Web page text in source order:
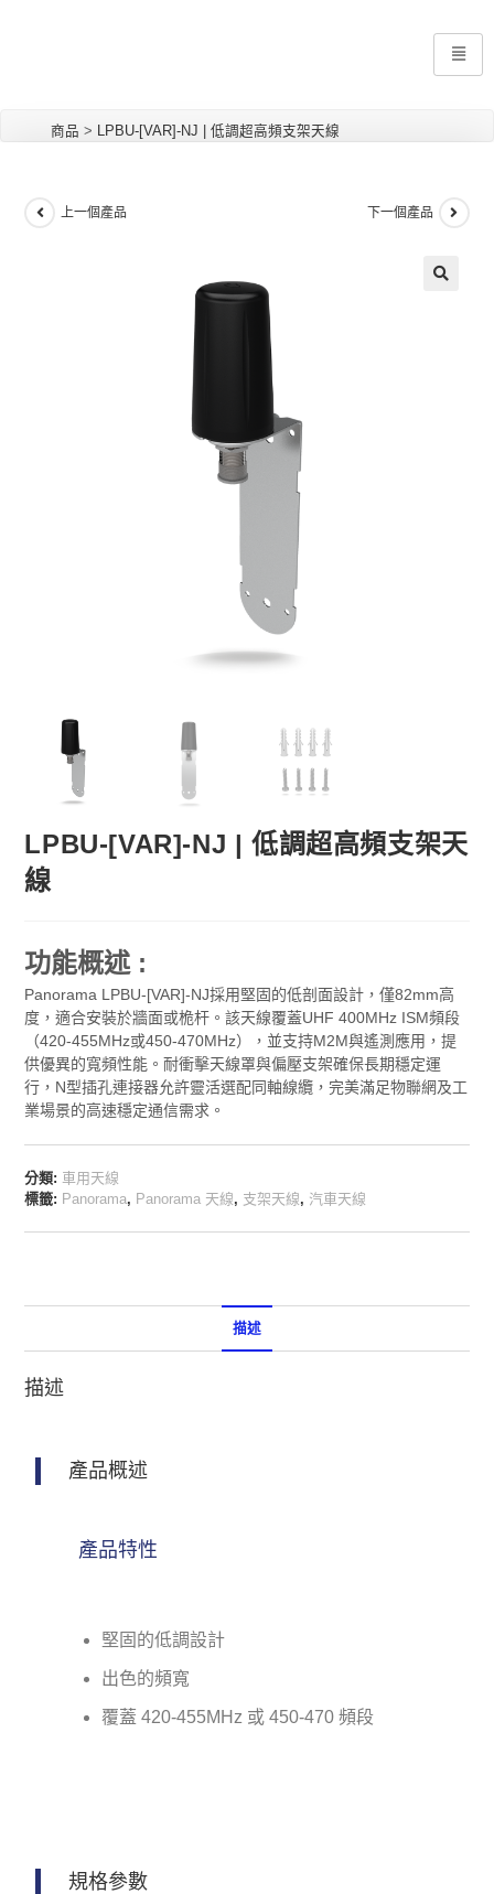
商品 > LPBU-[VAR]-NJ | 低調超高頻支架天線
上一個產品 下一個產品
LPBU-[VAR]-NJ | 低調超高頻支架天
線
功能概述 :
Panorama LPBU-[VAR]-NJ採用堅固的低剖面設計，僅82mm高
度，適合安裝於牆面或桅杆。該天線覆蓋UHF 400MHz ISM頻段
（420‑455MHz或450‑470MHz），並支持M2M與遙測應用，提
供優異的寬頻性能。耐衝擊天線罩與偏壓支架確保長期穩定運
行，N型插孔連接器允許靈活選配同軸線纜，完美滿足物聯網及工
業場景的高速穩定通信需求。
分類: 車用天線
標籤: Panorama, Panorama 天線, 支架天線, 汽車天線
描述
描述
產品概述
產品特性
堅固的低調設計
出色的頻寬
覆蓋 420-455MHz 或 450-470 頻段
規格參數